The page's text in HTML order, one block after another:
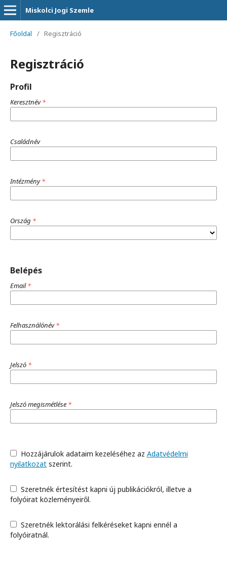
Miskolci Jogi Szemle
Főoldal / Regisztráció
Regisztráció
Profil
Keresztnév*
Családnév
Intézmény*
Ország *
Belépés
Email*
Felhasználónév*
Jelszó *
Jelszó megismétlése *
Hozzájárulok adataim kezeléséhez az Adatvédelmi
nyilatkozat szerint.
folyóirat közleményeiről.
folyóiratnál.